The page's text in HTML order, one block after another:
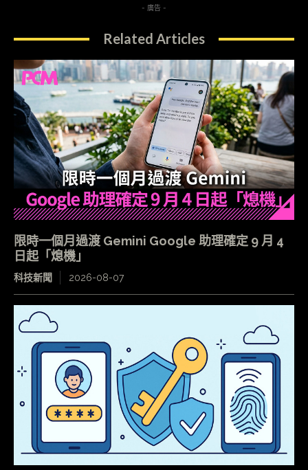
- 廣告 -
Related Articles
限時一個月過渡 Gemini Google 助理確定 9 月 4
日起「熄機」
科技新聞 2026-08-07